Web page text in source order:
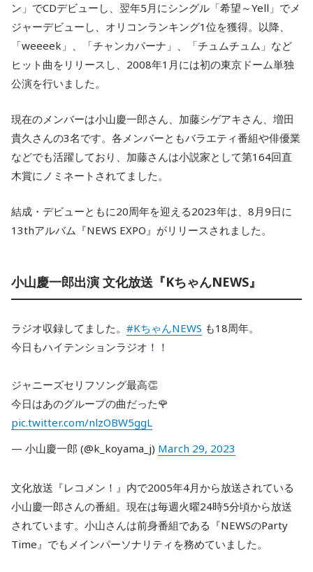
ン」でCDデビューし、翌年5月にシングル「希望～Yell」でメ
ジャーデビューし、オリコンランキング1位を獲得。以降、
「weeeek」、「チャンカパーナ」、「チュムチュム」など
ヒット曲をリリースし、2008年1月には初の東京ドーム単独
公演を行いました。
現在のメンバーは小山慶一郎さん、加藤シゲアキさん、増田
貴久さんの3名です。各メンバーともバラエティ番組や俳優業
などでも活躍しており、加藤さんは小説家として第164回直
木賞にノミネートされてました。
結成・デビューともに20周年を迎える2023年は、8月9日に
13thアルバム『NEWS EXPO』がリリースされました。
小山慶一郎出演 文化放送『KちゃんNEWS』
ラジオ収録してました。 #KちゃんNEWS も18周年。
今日もハイテンションラジオ！！
ジャニーズセリフソング最高👏
今日はあのグループの曲だった🌹
pic.twitter.com/nlzOBW5ggL
— 小山慶一郎 (@k_koyama_j) March 29, 2023
文化放送『レコメン！』内で2005年4月から放送されている
小山慶一郎さんの番組。現在は毎週火曜24時5分頃から放送
されています。小山さんは前身番組である『NEWSのParty
Time』でもメインパーソナリティを務めていました。